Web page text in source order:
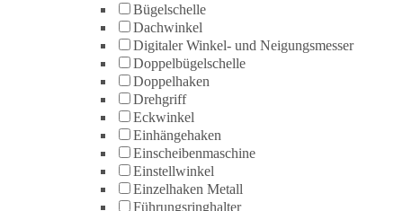
Bügelschelle
Dachwinkel
Digitaler Winkel- und Neigungsmesser
Doppelbügelschelle
Doppelhaken
Drehgriff
Eckwinkel
Einhängehaken
Einscheibenmaschine
Einstellwinkel
Einzelhaken Metall
Führungsringhalter